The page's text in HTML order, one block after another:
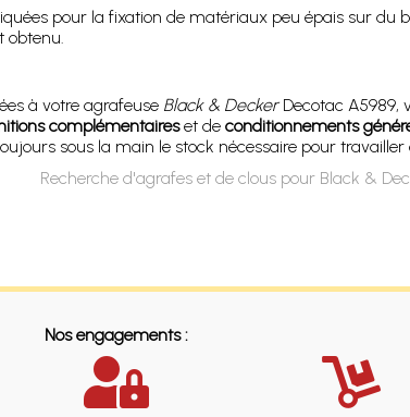
pour la fixation de matériaux peu épais sur
obtenu.
à votre agrafeuse Black & DeckerDecotac A5989,
complémentaireset de conditionnements
sous la main le stock nécessaire pour travailler
Recherche d'agrafes et de clous pour Black &
Nos engagements :